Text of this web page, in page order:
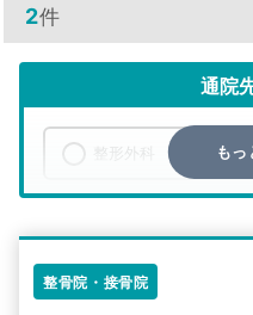
2件
通院
もっ
整骨院・接骨院